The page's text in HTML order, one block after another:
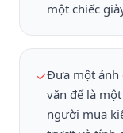
một chiếc
✓Đưa một ảnh
văn đế là
người mua